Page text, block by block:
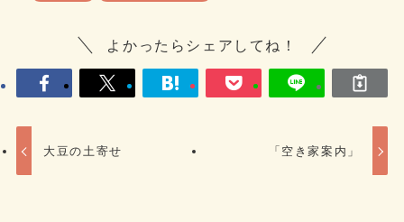
よかったらシェアしてね！
大豆の土寄せ 「空き家案内」